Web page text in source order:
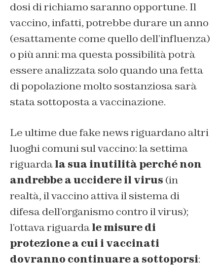
dosi di richiamo saranno opportune. Il
vaccino, infatti, potrebbe durare un anno
(esattamente come quello dell’influenza)
o più anni: ma questa possibilità potrà
essere analizzata solo quando una fetta
di popolazione molto sostanziosa sarà
stata sottoposta a vaccinazione.
Le ultime due fake news riguardano altri
luoghi comuni sul vaccino: la settima
riguardala sua inutilità perché non
andrebbe a uccidere il virus (in
realtà, il vaccino attiva il sistema di
difesa dell’organismo contro il virus);
l’ottava riguardale misure di
protezione a cui i vaccinati
dovranno continuare a sottoporsi: